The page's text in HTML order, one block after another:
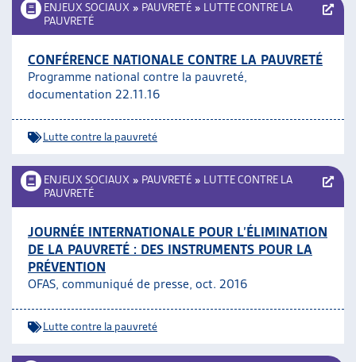
ENJEUX SOCIAUX » PAUVRETÉ » LUTTE CONTRE LA
PAUVRETÉ
CONFÉRENCE NATIONALE CONTRE LA PAUVRETÉ
Programme national contre la pauvreté,
documentation 22.11.16
Lutte contre la pauvreté
ENJEUX SOCIAUX » PAUVRETÉ » LUTTE CONTRE LA
PAUVRETÉ
JOURNÉE INTERNATIONALE POUR L’ÉLIMINATION
DE LA PAUVRETÉ : DES INSTRUMENTS POUR LA
PRÉVENTION
OFAS, communiqué de presse, oct. 2016
Lutte contre la pauvreté